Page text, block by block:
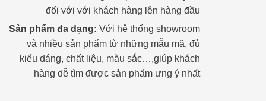
đối với với khách hàng lên hàng đầu
Sản phẩm đa dạng: Với hệ thống showroom
và nhiều sản phẩm từ những mẫu mã, đủ
kiểu dáng, chất liệu, màu sắc…,giúp khách
hàng dễ tìm được sản phẩm ưng ý nhất